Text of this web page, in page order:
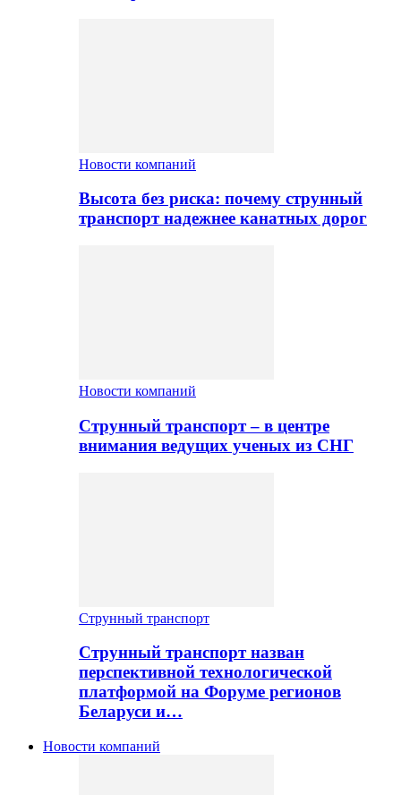
Новости компаний
Высота без риска: почему струнный
транспорт надежнее канатных дорог
Новости компаний
Струнный транспорт – в центре
внимания ведущих ученых из СНГ
Струнный транспорт
Струнный транспорт назван
перспективной технологической
платформой на Форуме регионов
Беларуси и…
Новости компаний